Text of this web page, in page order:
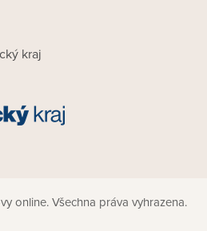
kraj
online. Všechna práva vyhrazena.